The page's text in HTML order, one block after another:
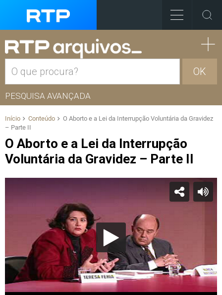
OK
PESQUISA AVANÇADA
Início Conteúdo
O Aborto e a Lei da Interrupção Voluntária da Gravidez
– Parte II
O Aborto e a Lei da Interrupção
Voluntária da Gravidez – Parte II